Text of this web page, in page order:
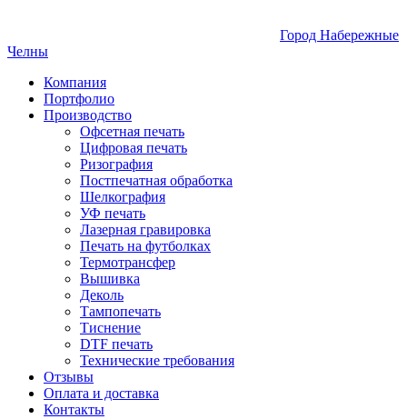
Город Набережные
Челны
Компания
Портфолио
Производство
Офсетная печать
Цифровая печать
Ризография
Постпечатная обработка
Шелкография
УФ печать
Лазерная гравировка
Печать на футболках
Термотрансфер
Вышивка
Деколь
Тампопечать
Тиснение
DTF печать
Технические требования
Отзывы
Оплата и доставка
Контакты